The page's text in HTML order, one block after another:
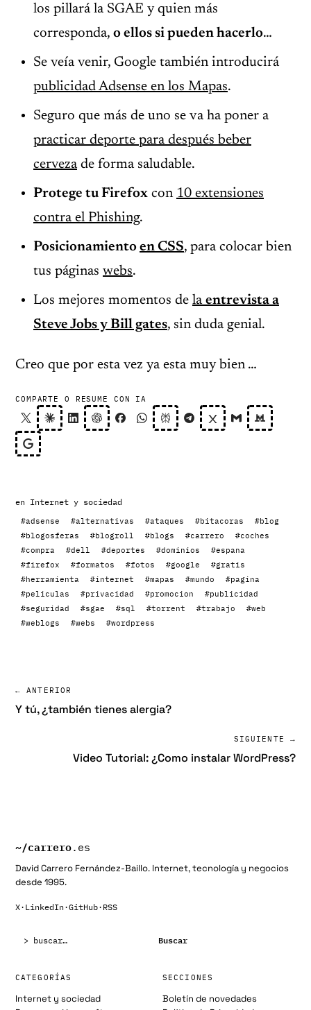
los pillará la SGAE y quien más
corresponda, o ellos si pueden hacerlo…
Se veía venir, Google también introducirá
publicidad Adsense en los Mapas.
Seguro que más de uno se va ha poner a
practicar deporte para después beber
cerveza de forma saludable.
Protege tu Firefox con 10 extensiones
contra el Phishing.
Posicionamiento en CSS, para colocar bien
tus páginas webs.
Los mejores momentos de la entrevista a
Steve Jobs y Bill gates, sin duda genial.
Creo que por esta vez ya esta muy bien …
COMPARTE O RESUME CON IA
en Internet y sociedad
#adsense #alternativas #ataques #bitacoras
#blog
#blogosferas
#blogroll #blogs #carrero
#coches
#compra
#dell #deportes #dominios
#espana
#firefox
#formatos #fotos #google
#gratis
#herramienta
#internet #mapas #mundo
#pagina
#peliculas
#privacidad #promocion
#publicidad
#seguridad
#sgae #sql #torrent #trabajo
#web
#weblogs
#webs #wordpress
← ANTERIOR
Y tú, ¿también tienes alergia?
SIGUIENTE →
Video Tutorial: ¿Como instalar WordPress?
~/carrero.es
David Carrero Fernández-Baillo. Internet, tecnología y negocios
desde 1995.
X· LinkedIn·GitHub· RSS
Buscar
CATEGORÍAS
Internet y sociedad
SECCIONES
Boletín de novedades